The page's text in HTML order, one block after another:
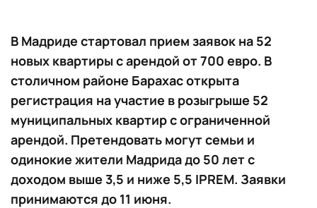
В Мадриде стартовал прием заявок на 52
новых квартиры с арендой от 700 евро. В
столичном районе Барахас открыта
регистрация на участие в розыгрыше 52
муниципальных квартир с ограниченной
арендой. Претендовать могут семьи и
одинокие жители Мадрида до 50 лет с
доходом выше 3,5 и ниже 5,5 IPREM. Заявки
принимаются до 11 июня.